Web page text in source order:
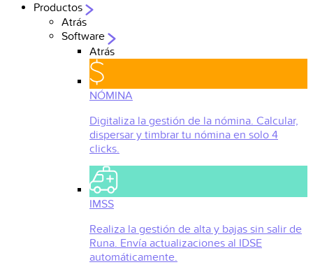
Productos
Atrás
Software
Atrás
NÓMINA
Digitaliza la gestión de la nómina. Calcular,
dispersar y timbrar tu nómina en solo 4
clicks.
IMSS
Realiza la gestión de alta y bajas sin salir de
Runa. Envía actualizaciones al IDSE
automáticamente.